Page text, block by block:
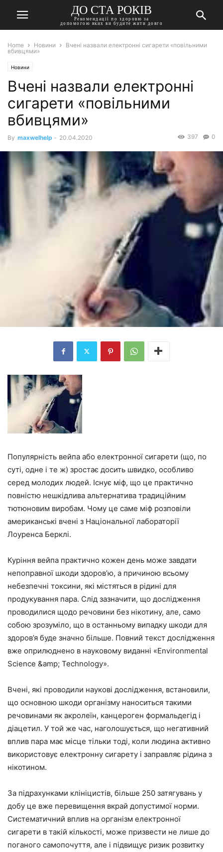
ДО СТА РОКІВ
Рекомендації по здоровю за
допомогою яких ви будите жити довго
Home Новини
Вчені назвали електронні сигарети «повільними
вбивцями»
Новини
Вчені назвали електронні
сигарети «повільними
вбивцями»
By maxwelhelp - 20.04.2020 0
397
Популярність вейпа або електронної сигарети (що, по
суті, одне і те ж) зростає досить швидко, особливо
серед молодих людей. Існує міф, що це практично
повністю нешкідлива альтернатива традиційним
тютюновим виробам. Чому це саме міф розповіли
американські вчені з Національної лабораторії
Лоуренса Берклі.
Куріння вейпа практично кожен день може завдати
непоправної шкоди здоров’ю, а причиною всьому
небезпечні токсини, які містяться в рідині для
продукування пара. Слід зазначити, що дослідження
проводилися щодо речовини без нікотину, але, само
собою зрозуміло, що в останньому випадку шкоди для
здоров’я буде значно більше. Повний текст дослідження
вже оприлюднено в науковому виданні «Environmental
Science &amp; Technology».
Вчені, які проводили наукові дослідження, встановили,
що основною шкоди організму наноситься такими
речовинами як акролеїн, канцероген формальдегід і
діацетил. У той же час, наголошується, що негативний
вплив пара має місце тільки тоді, коли людина активно
використовує електронну сигарету і заправляє рідина з
нікотином.
За підрахунками клініцистів, більше 250 затягувань у
добу це вже перевищення вкрай допустимої норми.
Систематичний вплив на організм електронної
сигарети в такій кількості, може призвести не лише до
поганого самопочуття, але і підвищує ризик розвитку